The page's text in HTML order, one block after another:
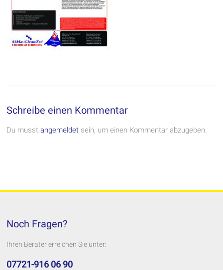
Schreibe einen Kommentar
Du musstangemeldet sein, um einen Kommentar abzugeben.
Noch Fragen?
Ihren Berater erreichen Sie unter:
07721-916 06 90